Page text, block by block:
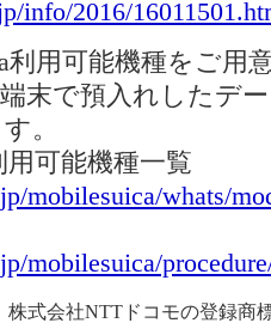
info/2016/
利用可能機種をご用
末で預入れしたデ
。
可能機種一覧
mobilesuica/whats/
mobilesuica/
式会社NTTドコモの登録商